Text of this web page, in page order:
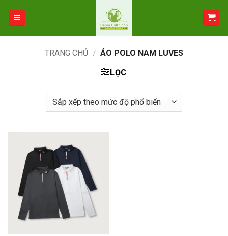
TRANG CHỦ / ÁO POLO NAM LUVES
LỌC